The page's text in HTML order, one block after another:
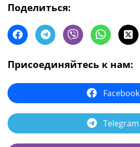
Поделиться:
Присоединяйтесь к нам:
Facebook
Telegram